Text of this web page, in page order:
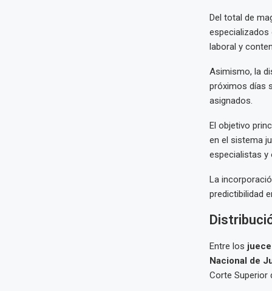
Del total de
especializados
laboral y
Asimismo, la
próximos días
asignados.
El objetivo
en el sistema
especialistas y
La
predictibilidad
Entre los
Nacional de
Corte Superior